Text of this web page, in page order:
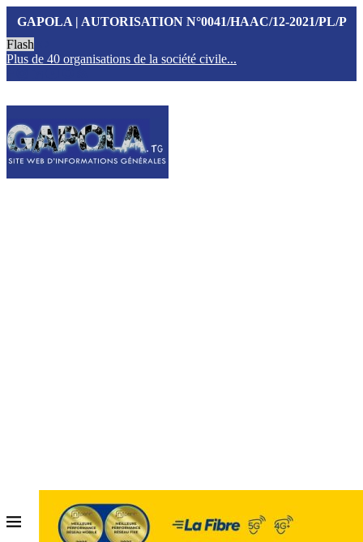
GAPOLA | AUTORISATION N°0041/HAAC/12-2021/PL/P
Flash
Plus de 40 organisations de la société civile...